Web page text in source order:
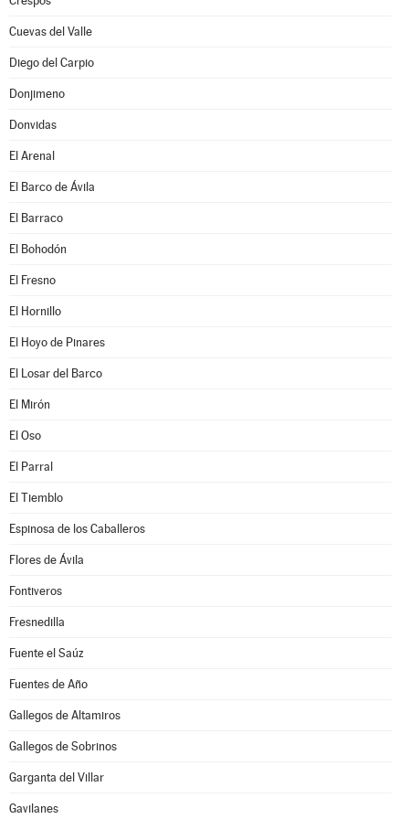
Cuevas del Valle
Diego del Carpio
Donjimeno
Donvidas
El Arenal
El Barco de Ávila
El Barraco
El Bohodón
El Fresno
El Hornillo
El Hoyo de Pinares
El Losar del Barco
El Mirón
El Oso
El Parral
El Tiemblo
Espinosa de los Caballeros
Flores de Ávila
Fontiveros
Fresnedilla
Fuente el Saúz
Fuentes de Año
Gallegos de Altamiros
Gallegos de Sobrinos
Garganta del Villar
Gavilanes